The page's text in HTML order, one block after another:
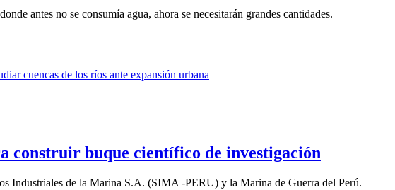
antes no se consumía agua, ahora se necesitarán grandes cantidades.
construir buque científico de investigación
Industriales de la Marina S.A. (SIMA -PERU) y la Marina de Guerra del Perú.